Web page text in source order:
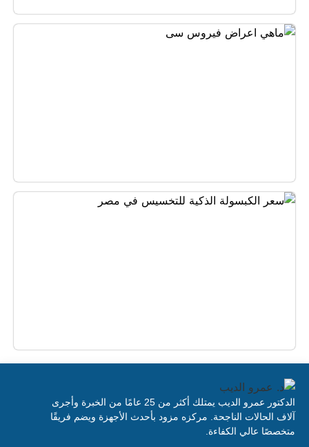
الدكتور عمرو الديب يمتلك أكثر من 25 عامًا من الخبرة وأجرى
آلاف الحالات الناجحة. مركزه مزود بأحدث الأجهزة ويضم فريقًا
متخصصًا عالي الكفاءة.